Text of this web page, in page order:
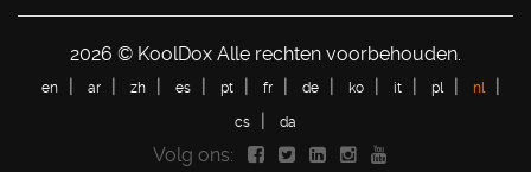
2026 © KoolDox Alle rechten voorbehouden.
en ar zh es pt fr de ko it pl nl
cs da
Volg ons: